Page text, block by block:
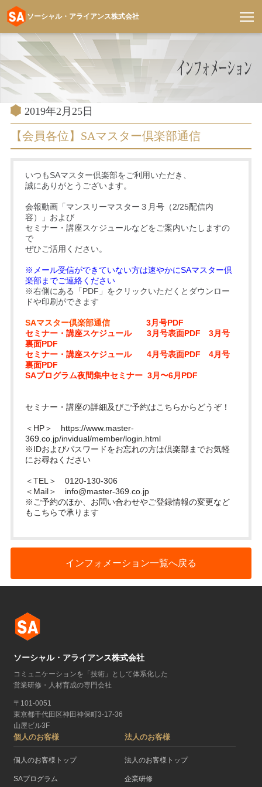
テ
ン
ソーシャル・アライアンス株式会社
投
稿
日:
2019年2月25日
【会員各位】SAマスター倶楽部通信
いつもSAマスター倶楽部をご利用いただき、
誠にありがとうございます。
会報動画「マンスリーマスター３月号（2/25配信内
容）」および
セミナー・講座スケジュールなどをご案内いたしますの
で
ぜひご活用ください。
※メール受信ができていない方は速やかにSAマスター倶
楽部までご連絡ください
※右側にある「PDF」をクリックいただくとダウンロー
ドや印刷ができます
SAマスター倶楽部通信
3月号PDF
セミナー・講座スケジュール 3月号表面PDF
3月号
裏面PDF
セミナー・講座スケジュール 4月号表面PDF
4月号
裏面PDF
SAプログラム夜間集中セミナー 3月〜6月PDF
セミナー・講座の詳細及びご予約はこちらからどうぞ！
＜HP＞ https://www.master-
369.co.jp/invidual/member/login.html
※IDおよびパスワードをお忘れの方は倶楽部までお気軽
にお尋ねください
＜TEL＞ 0120-130-306
＜Mail＞ info@master-369.co.jp
※ご予約のほか、お問い合わせやご登録情報の変更など
もこちらで承ります
インフォメーション一覧へ戻る
ソーシャル・アライアンス株式会社
コミュニケーションを「技術」として体系化した
営業研修・人材育成の専門会社
〒101-0051
東京都千代田区神田神保町3-17-36
山屋ビル3F
個人のお客様
個人のお客様トップ
SAプログラム
法人のお客様
法人のお客様トップ
企業研修